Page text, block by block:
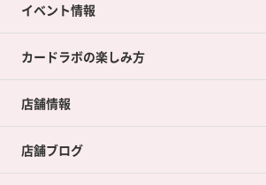
イベント情報
カードラボの楽しみ方
店舗情報
店舗ブログ